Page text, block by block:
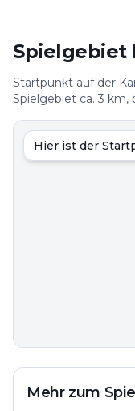
Spielgebiet
Startpunkt auf der
Spielgebiet ca. 3 km,
Hier ist der
Mehr zum